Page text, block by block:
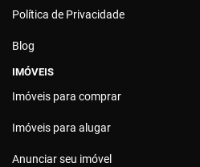
Política de Privacidade
Blog
IMÓVEIS
Imóveis para comprar
Imóveis para alugar
Anunciar seu imóvel